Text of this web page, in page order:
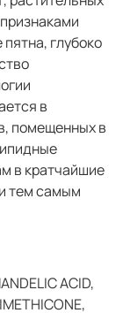
глубоко
в
помещенных в
в кратчайшие
тем самым
ACID,